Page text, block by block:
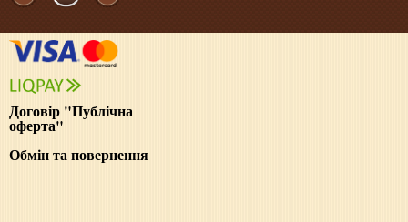
Договір "Публічна
оферта"
Обмін та повернення